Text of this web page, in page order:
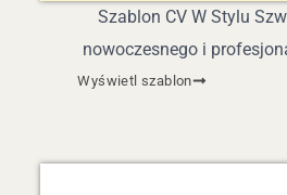
Szablon CV W Stylu
nowoczesnego i
Wyświetl szablon